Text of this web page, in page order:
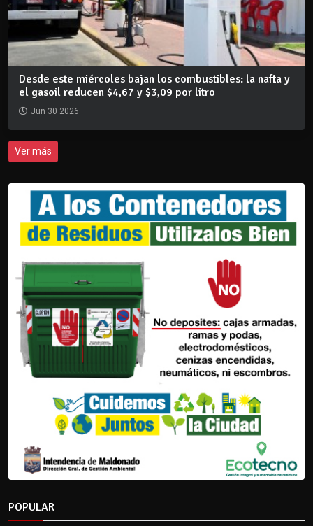
Desde este miércoles bajan los combustibles: la nafta y
el gasoil reducen $4,67 y $3,09 por litro
Jun 30 2026
Ver más
POPULAR